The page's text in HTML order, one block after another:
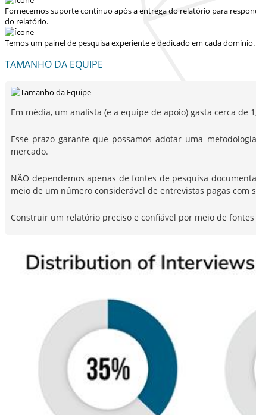
Fornecemos suporte contínuo após a entrega do relatório para
do relatório.
Temos um painel de pesquisa experiente e dedicado em cada
TAMANHO DA EQUIPE
Em média, um analista (e a equipe de apoio) gasta cerca
Esse prazo garante que possamos adotar uma
mercado.
NÃO dependemos apenas de fontes de pesquisa
meio de um número considerável de entrevistas pagas
Construir um relatório preciso e confiável por meio de